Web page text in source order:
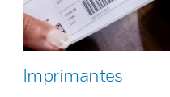
Imprimantes